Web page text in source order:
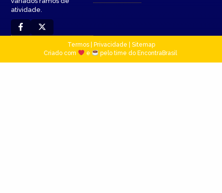
atividade.
Termos| Privacidade
Sitemap
Criado com
e pelo time do EncontraBrasil